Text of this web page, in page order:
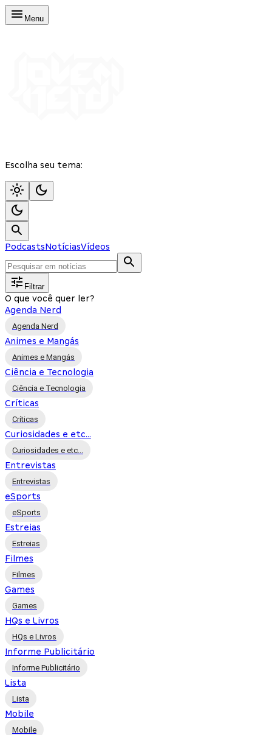
Menu
Escolha seu tema:
PodcastsNotíciasVídeos
Filtrar
O que você quer ler?
Agenda Nerd
Agenda Nerd
Animes e Mangás
Animes e Mangás
Ciência e Tecnologia
Ciência e Tecnologia
Críticas
Críticas
Curiosidades e etc...
Curiosidades e etc...
Entrevistas
Entrevistas
eSports
eSports
Estreias
Estreias
Filmes
Filmes
Games
Games
HQs e Livros
HQs e Livros
Informe Publicitário
Informe Publicitário
Lista
Lista
Mobile
Mobile